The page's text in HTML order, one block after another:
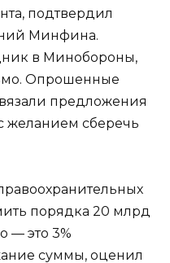
подтвердил
Минфина.
в Минобороны,
Опрошенные
предложения
желанием сберечь
порядка 20 млрд
— это 3%
суммы, оценил